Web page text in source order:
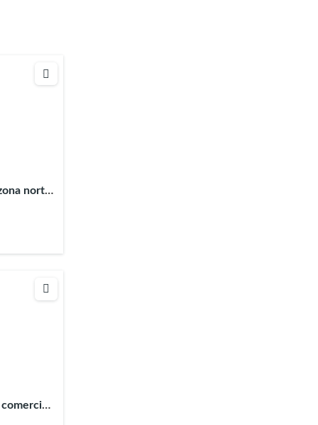
norte
comercial